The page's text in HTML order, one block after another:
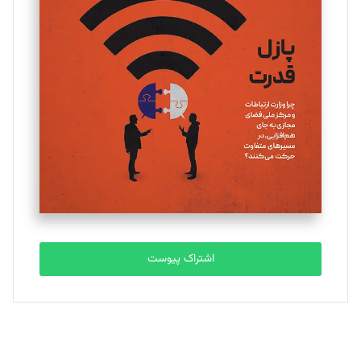
یسنا امان‌پور
تحریریه
ملینا جعفری
تحریریه
مصطفی مسجدی آرانی
تحریریه
بابک نقاش
تحریریه
اشتراک پیوست